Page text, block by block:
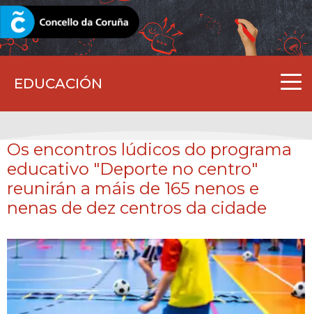
EDUCACIÓN
CORUNA.GAL
Os encontros lúdicos do programa
educativo "Deporte no centro"
reunirán a máis de 165 nenos e
nenas de dez centros da cidade